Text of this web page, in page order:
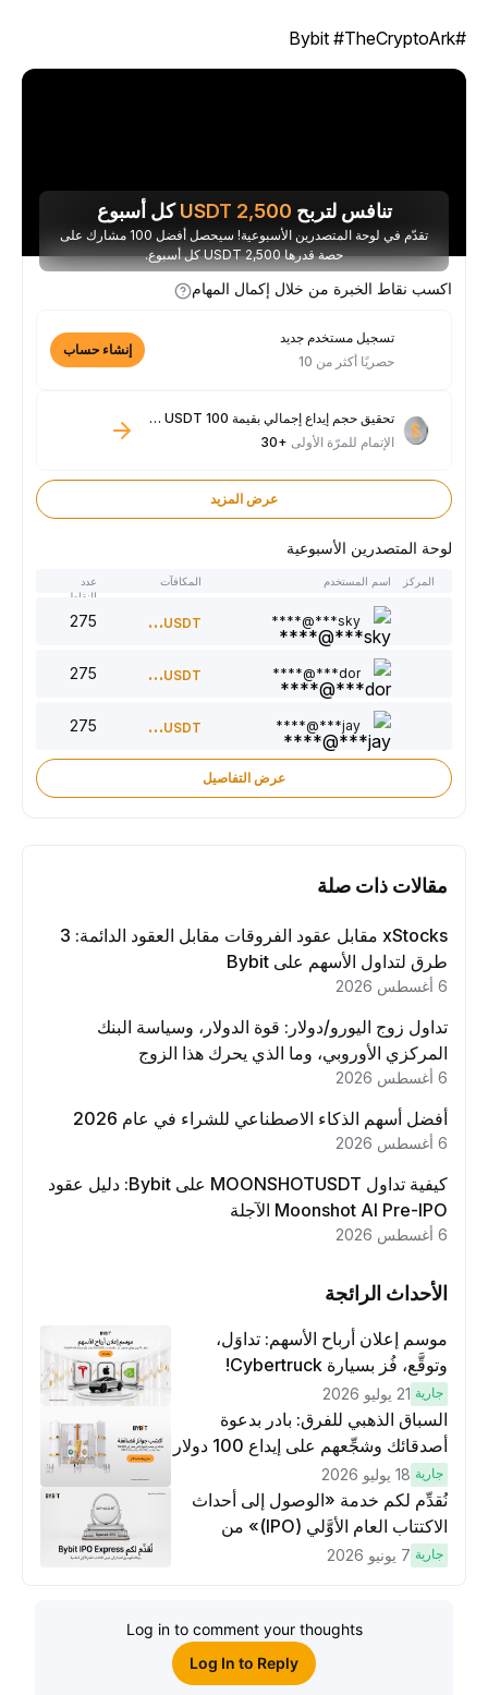
تنافس لتربح 2,500
USDTكل أسبوع
تقدّم في لوحة المتصدرين الأسبوعية! سيحصل أفضل 100 مشارك على
حصة قدرها 2,500 USDT كل أسبوع.
اكسب نقاط الخبرة من خلال إكمال المهام
تسجيل مستخدم جديد
حصريًا أكثر من 10
إنشاء حساب
تحقيق حجم إيداع إجمالي بقيمة 100 USDT فأكثر
الإتمام للمرّة الأولى+30
عرض المزيد
لوحة المتصدرين الأسبوعية
المركز اسم المستخدم المكافآت
النقاط
sky***@****
300USDT
dor***@****
220USDT
jay***@****
150USDT
عرض التفاصيل
مقالات ذات صلة
xStocks مقابل عقود الفروقات مقابل العقود الدائمة: 3
طرق لتداول الأسهم على Bybit
تداول زوج اليورو/دولار: قوة الدولار، وسياسة البنك
المركزي الأوروبي، وما الذي يحرك هذا الزوج
أفضل أسهم الذكاء الاصطناعي للشراء في عام 2026
كيفية تداول MOONSHOTUSDT على Bybit: دليل عقود
Moonshot AI Pre-IPO الآجلة
الأحداث الرائجة
موسم إعلان أرباح الأسهم: تداوَل،
وتوقَّع، فُز بسيارة Cybertruck!
جارية 21 يوليو 2026
السباق الذهبي للفرق: بادر بدعوة
أصدقائك وشجِّعهم على إيداع 100 دولار
لكسَب مكافآت مُضاعَفة
جارية 18 يوليو 2026
نُقدِّم لكم خدمة «الوصول إلى أحداث
الاكتتاب العام الأوَّلي (IPO)» من
Bybit، بوابتك للوصول المبكر إلى فرص
جارية 7 يونيو 2026
Log in to comment your thoughts
Log In to Reply